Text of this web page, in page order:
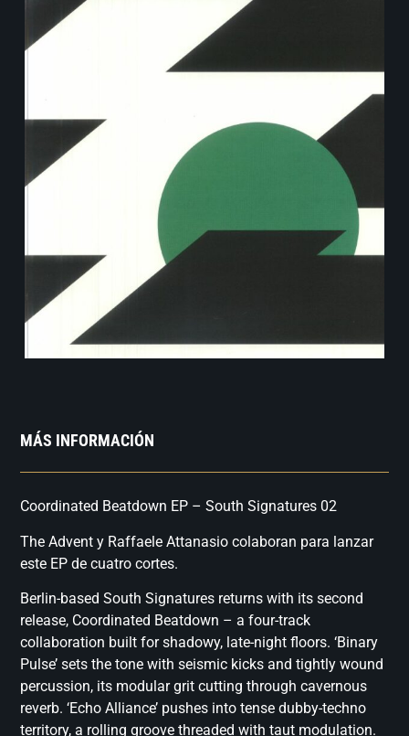
MÁS INFORMACIÓN
Coordinated Beatdown EP – South Signatures 02
The Advent y Raffaele Attanasio colaboran para lanzar
este EP de cuatro cortes.
Berlin-based South Signatures returns with its second
release, Coordinated Beatdown – a four-track
collaboration built for shadowy, late-night floors. ‘Binary
Pulse’ sets the tone with seismic kicks and tightly wound
percussion, its modular grit cutting through cavernous
reverb. ‘Echo Alliance’ pushes into tense dubby-techno
territory, a rolling groove threaded with taut modulation.